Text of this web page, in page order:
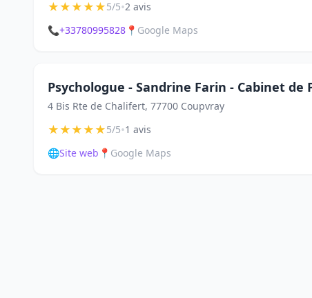
★★★★★5/5•2 avis
📞+33780995828 📍 Google Maps
Psychologue - Sandrine Farin - Cabinet de
4 Bis Rte de Chalifert, 77700 Coupvray
★★★★★5/5•1 avis
🌐Site web 📍 Google Maps